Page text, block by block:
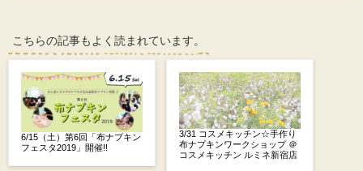
こちらの記事もよく読まれています。
6/15（土）第6回「布ナプキン
フェスタ2019」開催!!
3/31 コスメキッチン☆手作り
布ナプキンワークショップ ＠
コスメキッチン ルミネ新宿店